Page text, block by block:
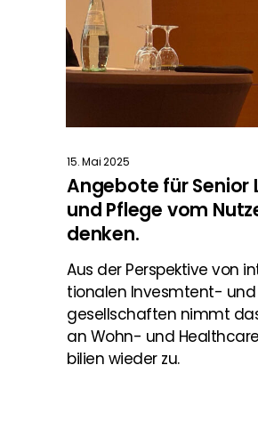
15. Mai 2025
Angebote für Senior
und Pflege vom
denken.
Aus der Perspektive von
tionalen lnvesmtent-
gesellschaften nimmt
an Wohn- und
bilien wieder zu.